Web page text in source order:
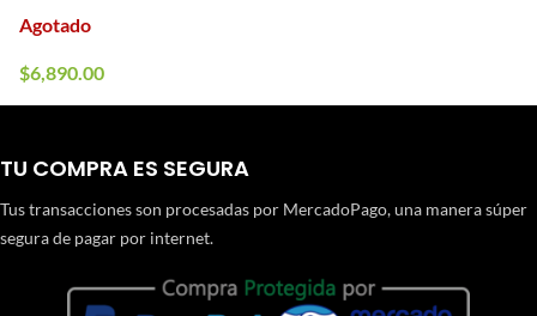
Agotado
$6,890.00
TU COMPRA ES SEGURA
Tus transacciones son procesadas por MercadoPago, una manera súper
segura de pagar por internet.